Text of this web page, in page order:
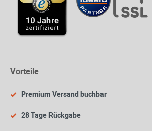
Vorteile
Premium Versand buchbar
28 Tage Rückgabe